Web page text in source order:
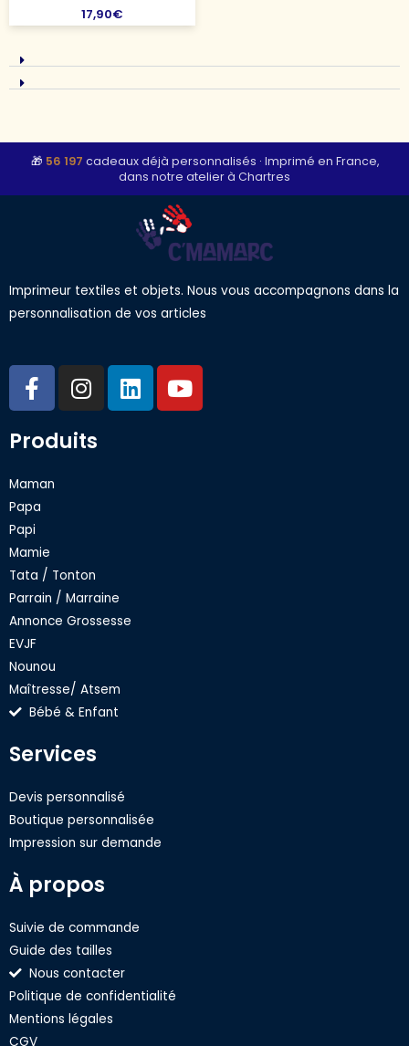
17,90€
🎁 56 197 cadeaux déjà personnalisés · Imprimé en France,
dans notre atelier à Chartres
Imprimeur textiles et objets. Nous vous accompagnons dans la
personnalisation de vos articles
F
a
c
e
o
o
k
-
f
I
n
s
t
L
i
n
Y
o
u
Produits
Maman
Papa
Papi
Mamie
Tata / Tonton
Parrain / Marraine
Annonce Grossesse
EVJF
Nounou
Maîtresse/ Atsem
Bébé & Enfant
Services
Devis personnalisé
Boutique personnalisée
Impression sur demande
À propos
Suivie de commande
Guide des tailles
Nous contacter
Politique de confidentialité
Mentions légales
CGV